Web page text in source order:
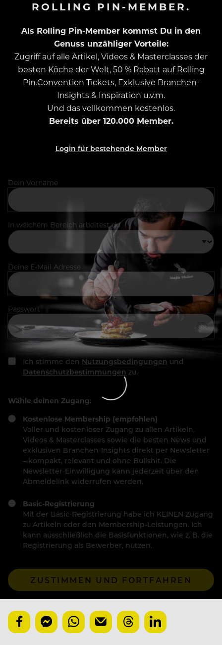
ROLLING PIN-MEMBER.
Als Rolling Pin-Member kommst Du in den
Genuss unzähliger Vorteile:
Zugriff auf alle Artikel, Videos & Masterclasses der
besten Köche der Welt, 50 % Rabatt auf Rolling
Pin.Convention Tickets, Exklusive Branchen-
Insights & Inspiration u.v.m.
Und das vollkommen kostenlos.
Bereits über 120.000 Member.
Login für bestehende Member
Dein Vorname
In welchem Bereich arbeitest du
Deine E-Mail Adresse
Passwort
Ich stimme den Nutzungsbedingungen und
Datenschutzbestimmungen zu.
Wähle deinen Zugang:
Kostenlose Membership (empfohlen)
Voller und kostenloser Zugang zu allen Artikeln,
Videos & Masterclasses sowie die besten News und
exklusiven Branchen-Insights direkt per Newsletter
– kompakt, relevant und ohne Bullshit. Die
Newsletter-Einwilligung kann jederzeit über den
Abmeldelink widerrufen werden.
Basic-Registrierung
Mit der Basic-Registrierung habe ich KEINEN Zugang
zu Artikeln oder den Membership-Leistungen. Ich
kann ausschließlich die Basisfunktionen, wie z. B. die
Registrierung als Bewerber, nutzen.
ZUSTIMMEN UND FORTFAHREN